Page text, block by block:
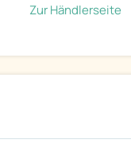
Zur Händlerseite